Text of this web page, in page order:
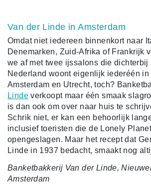
Van der Linde in Amsterdam
Omdat niet iedereen binnenkort naar
Denemarken, Zuid-Afrika of Frankrijk
we af met twee ijssalons die dichterbij
Nederland woont eigenlijk iederéén in
Amsterdam en Utrecht, toch?
Lindeverkoopt maar één smaak
is dan ook om over naar huis te
Schrik niet, er kan een behoorlijk
inclusief toeristen die de Lonely
opengeslagen. Maar het recept dat
Linde in 1937 bedacht, smaakt nog
Banketbakkerij Van der Linde,
Amsterdam